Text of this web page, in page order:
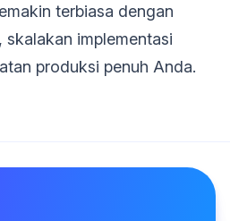
terbiasa dengan
implementasi
produksi penuh Anda.